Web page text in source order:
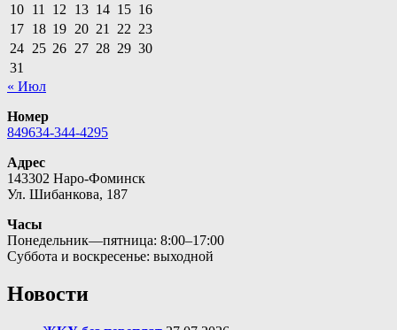
10 11 12 13 14 15 16
17 18 19 20 21 22 23
24 25 26 27 28 29 30
31
« Июл
Номер
849634-344-4295
Адрес
143302 Наро-Фоминск
Ул. Шибанкова, 187
Часы
Понедельник—пятница: 8:00–17:00
Суббота и воскресенье: выходной
Новости